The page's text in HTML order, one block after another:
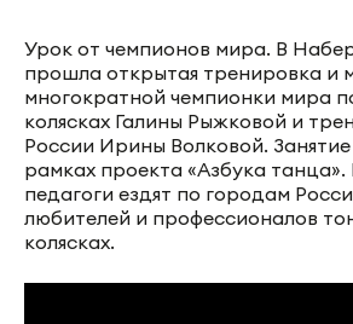
Урок от чемпионов мира. В
прошла открытая тренировка и
многократной чемпионки мира
колясках Галины Рыжковой и
России Ирины Волковой. Занятие
рамках проекта «Азбука
педагоги ездят по городам
любителей и профессионалов
колясках.